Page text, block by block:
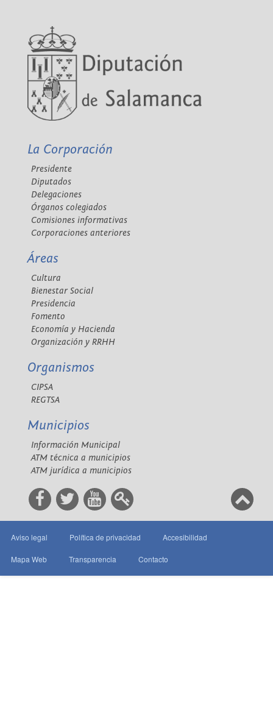
La Corporación
Presidente
Diputados
Delegaciones
Órganos colegiados
Comisiones informativas
Corporaciones anteriores
Áreas
Cultura
Bienestar Social
Presidencia
Fomento
Economía y Hacienda
Organización y RRHH
Organismos
CIPSA
REGTSA
Municipios
Información Municipal
ATM técnica a municipios
ATM jurídica a municipios
Aviso legal Política de privacidad Accesibilidad
Mapa Web Transparencia Contacto